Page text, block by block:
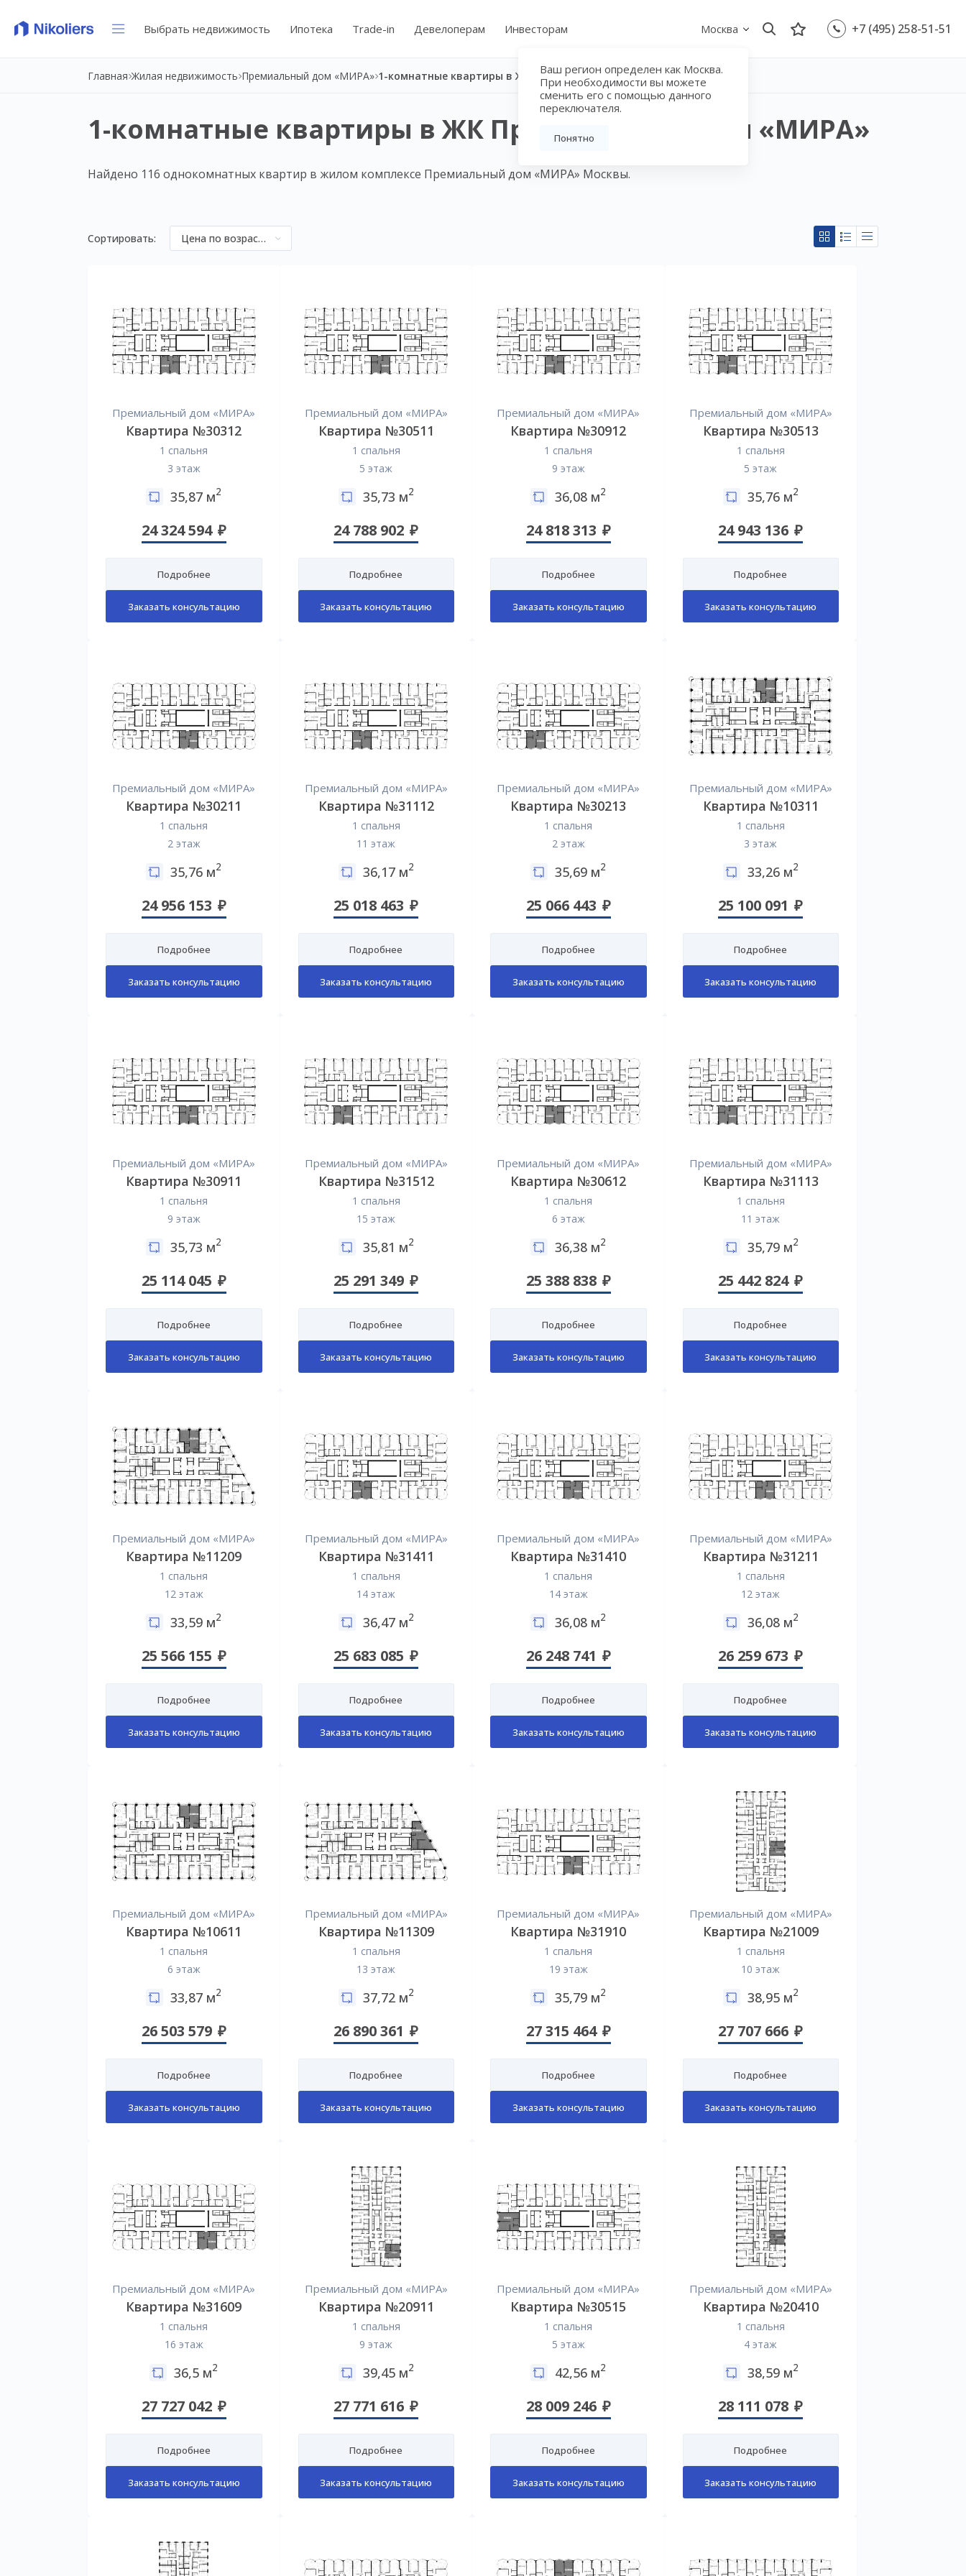
Выбрать недвижимость Ипотека Trade-in Девелоперам Инвесторам Москва
Ваш регион определен как Москва.
При необходимости вы можете
сменить его с помощью данного
переключателя.
Понятно
+7 (495) 258-51-51
Главная Жилая недвижимость Премиальный дом «МИРА» 1-комнатные квартиры в ЖК Премиальный дом «МИРА»
1-комнатные квартиры в ЖК Премиальный дом «МИРА»
Найдено 116 однокомнатных квартир в жилом комплексе Премиальный дом «МИРА» Москвы.
Сортировать: Цена по возрастанию
Премиальный дом «МИРА»
Квартира №30312
1 спальня
3 этаж
35,87 м2
24 324 594
Подробнее
Заказать консультацию
Премиальный дом «МИРА»
Квартира №30511
1 спальня
5 этаж
35,73 м2
24 788 902
Подробнее
Заказать консультацию
Премиальный дом «МИРА»
Квартира №30912
1 спальня
9 этаж
36,08 м2
24 818 313
Подробнее
Заказать консультацию
Премиальный дом «МИРА»
Квартира №30513
1 спальня
5 этаж
35,76 м2
24 943 136
Подробнее
Заказать консультацию
Премиальный дом «МИРА»
Квартира №30211
1 спальня
2 этаж
35,76 м2
24 956 153
Подробнее
Заказать консультацию
Премиальный дом «МИРА»
Квартира №31112
1 спальня
11 этаж
36,17 м2
25 018 463
Подробнее
Заказать консультацию
Премиальный дом «МИРА»
Квартира №30213
1 спальня
2 этаж
35,69 м2
25 066 443
Подробнее
Заказать консультацию
Премиальный дом «МИРА»
Квартира №10311
1 спальня
3 этаж
33,26 м2
25 100 091
Подробнее
Заказать консультацию
Премиальный дом «МИРА»
Квартира №30911
1 спальня
9 этаж
35,73 м2
25 114 045
Подробнее
Заказать консультацию
Премиальный дом «МИРА»
Квартира №31512
1 спальня
15 этаж
35,81 м2
25 291 349
Подробнее
Заказать консультацию
Премиальный дом «МИРА»
Квартира №30612
1 спальня
6 этаж
36,38 м2
25 388 838
Подробнее
Заказать консультацию
Премиальный дом «МИРА»
Квартира №31113
1 спальня
11 этаж
35,79 м2
25 442 824
Подробнее
Заказать консультацию
Премиальный дом «МИРА»
Квартира №11209
1 спальня
12 этаж
33,59 м2
25 566 155
Подробнее
Заказать консультацию
Премиальный дом «МИРА»
Квартира №31411
1 спальня
14 этаж
36,47 м2
25 683 085
Подробнее
Заказать консультацию
Премиальный дом «МИРА»
Квартира №31410
1 спальня
14 этаж
36,08 м2
26 248 741
Подробнее
Заказать консультацию
Премиальный дом «МИРА»
Квартира №31211
1 спальня
12 этаж
36,08 м2
26 259 673
Подробнее
Заказать консультацию
Премиальный дом «МИРА»
Квартира №10611
1 спальня
6 этаж
33,87 м2
26 503 579
Подробнее
Заказать консультацию
Премиальный дом «МИРА»
Квартира №11309
1 спальня
13 этаж
37,72 м2
26 890 361
Подробнее
Заказать консультацию
Премиальный дом «МИРА»
Квартира №31910
1 спальня
19 этаж
35,79 м2
27 315 464
Подробнее
Заказать консультацию
Премиальный дом «МИРА»
Квартира №21009
1 спальня
10 этаж
38,95 м2
27 707 666
Подробнее
Заказать консультацию
Премиальный дом «МИРА»
Квартира №31609
1 спальня
16 этаж
36,5 м2
27 727 042
Подробнее
Заказать консультацию
Премиальный дом «МИРА»
Квартира №20911
1 спальня
9 этаж
39,45 м2
27 771 616
Подробнее
Заказать консультацию
Премиальный дом «МИРА»
Квартира №30515
1 спальня
5 этаж
42,56 м2
28 009 246
Подробнее
Заказать консультацию
Премиальный дом «МИРА»
Квартира №20410
1 спальня
4 этаж
38,59 м2
28 111 078
Подробнее
Заказать консультацию